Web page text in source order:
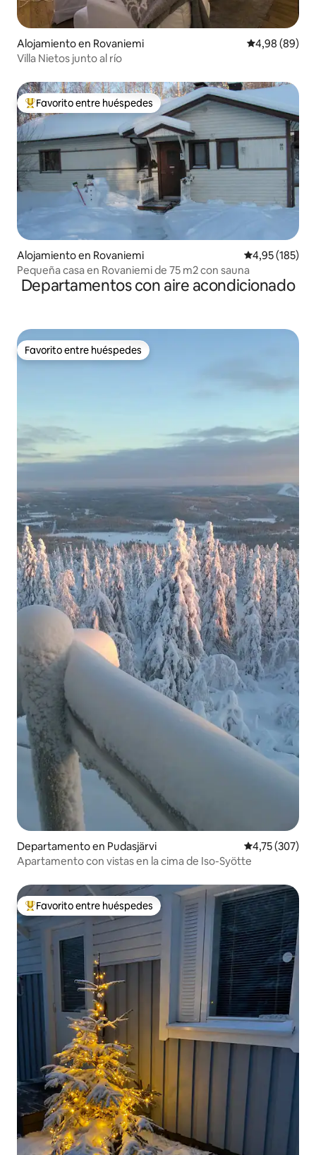
Alojamiento en Rovaniemi Calificación
4,98 (89)
Villa Nietos junto al río
Favorito entre los huéspedes más destacados
Favorito entre huéspedes
Alojamiento en Rovaniemi Calificación
4,95 (185)
Pequeña casa en Rovaniemi de 75 m2 con sauna
Departamentos con aire acondicionado
Favorito entre huéspedes
Favorito entre huéspedes
Departamento en Pudasjärvi Calificación
4,75 (307)
Apartamento con vistas en la cima de Iso-Syötte
Favorito entre los huéspedes más destacados
Favorito entre huéspedes